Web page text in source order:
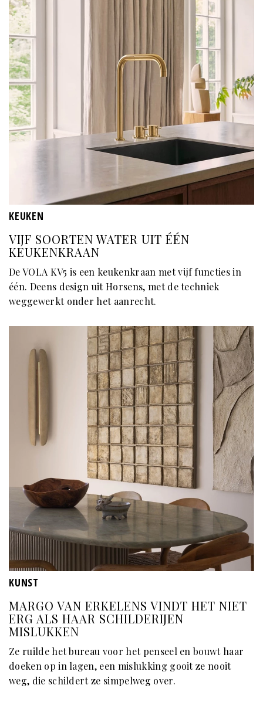
KEUKEN
VIJF SOORTEN WATER UIT ÉÉN
KEUKENKRAAN
De VOLA KV5 is een keukenkraan met vijf functies in
één. Deens design uit Horsens, met de techniek
weggewerkt onder het aanrecht.
KUNST
MARGO VAN ERKELENS VINDT HET NIET
ERG ALS HAAR SCHILDERIJEN
MISLUKKEN
Ze ruilde het bureau voor het penseel en bouwt haar
doeken op in lagen, een mislukking gooit ze nooit
weg, die schildert ze simpelweg over.